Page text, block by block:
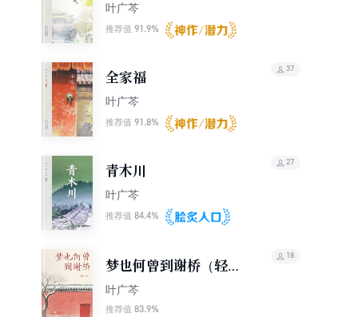
叶广芩
推荐值 91.9%
全家福
叶广芩
推荐值 91.8%
37
青木川
叶广芩
推荐值 84.4%
27
梦也何曾到谢桥（轻经
典）
叶广芩
推荐值 83.9%
18